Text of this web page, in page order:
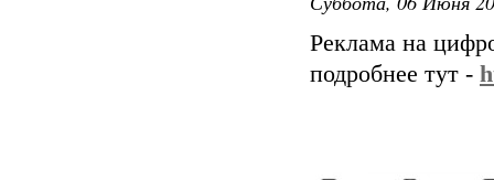
Реклама на
подробнее тут -